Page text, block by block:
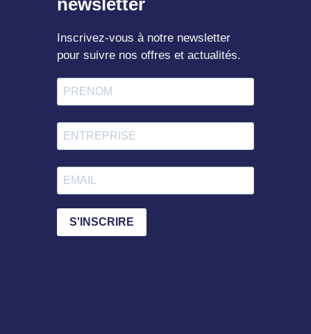
Inscrivez-vous à notre newsletter
pour suivre nos offres et actualités.
S'INSCRIRE